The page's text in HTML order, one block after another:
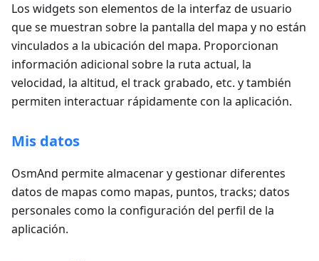
Los widgets son elementos de la interfaz de usuario
que se muestran sobre la pantalla del mapa y no están
vinculados a la ubicación del mapa. Proporcionan
información adicional sobre la ruta actual, la
velocidad, la altitud, el track grabado, etc. y también
permiten interactuar rápidamente con la aplicación.
Mis datos
OsmAnd permite almacenar y gestionar diferentes
datos de mapas como mapas, puntos, tracks; datos
personales como la configuración del perfil de la
aplicación.